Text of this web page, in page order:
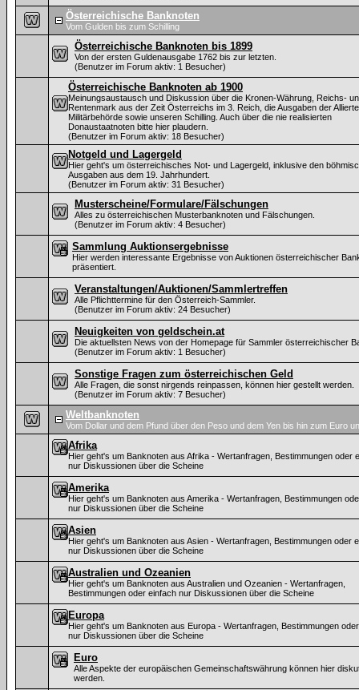
Österreichische Banknoten
Vom Gulden bis zum Schilling
Österreichische Banknoten bis 1899
Von der ersten Guldenausgabe 1762 bis zur letzten.
(Benutzer im Forum aktiv: 1 Besucher)
Österreichische Banknoten ab 1900
Meinungsaustausch und Diskussion über die Kronen-Währung, Reichs-
Rentenmark aus der Zeit Österreichs im 3. Reich, die Ausgaben der
Militärbehörde sowie unseren Schilling. Auch über die nie realisierten
Donaustaatnoten bitte hier plaudern.
(Benutzer im Forum aktiv: 18 Besucher)
Notgeld und Lagergeld
Hier geht's um österreichisches Not- und Lagergeld, inklusive den
Ausgaben aus dem 19. Jahrhundert.
(Benutzer im Forum aktiv: 31 Besucher)
Musterscheine/Formulare/Fälschungen
Alles zu österreichischen Musterbanknoten und Fälschungen.
(Benutzer im Forum aktiv: 4 Besucher)
Sammlung Auktionsergebnisse
Hier werden interessante Ergebnisse von Auktionen österreichischer
präsentiert.
Veranstaltungen/Auktionen/Sammlertreffen
Alle Pflichttermine für den Österreich-Sammler.
(Benutzer im Forum aktiv: 24 Besucher)
Neuigkeiten von geldschein.at
Die aktuellsten News von der Homepage für Sammler österreichischer
(Benutzer im Forum aktiv: 1 Besucher)
Sonstige Fragen zum österreichischen Geld
Alle Fragen, die sonst nirgends reinpassen, können hier gestellt werden.
(Benutzer im Forum aktiv: 7 Besucher)
Weltbanknoten
Vom Dollar und dem Pfund über den Peso und dem Yen bis hin zum Euro
Afrika
Hier geht's um Banknoten aus Afrika - Wertanfragen, Bestimmungen oder
nur Diskussionen über die Scheine
Amerika
Hier geht's um Banknoten aus Amerika - Wertanfragen, Bestimmungen
nur Diskussionen über die Scheine
Asien
Hier geht's um Banknoten aus Asien - Wertanfragen, Bestimmungen oder
nur Diskussionen über die Scheine
Australien und Ozeanien
Hier geht's um Banknoten aus Australien und Ozeanien - Wertanfragen,
Bestimmungen oder einfach nur Diskussionen über die Scheine
Europa
Hier geht's um Banknoten aus Europa - Wertanfragen, Bestimmungen
nur Diskussionen über die Scheine
Euro
Alle Aspekte der europäischen Gemeinschaftswährung können hier
werden.